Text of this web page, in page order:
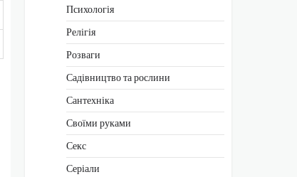
Психологія
Релігія
Розваги
Садівництво та рослини
Сантехніка
Своїми руками
Секс
Серіали